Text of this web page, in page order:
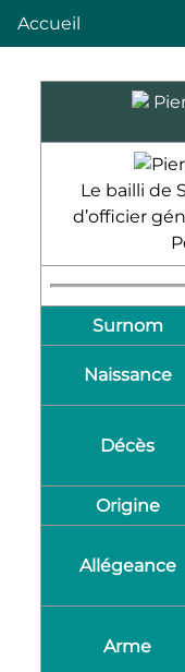
Accueil
Le bailli de
d’officier
Surnom
Naissance
Décès
Origine
Allégeance
Arme